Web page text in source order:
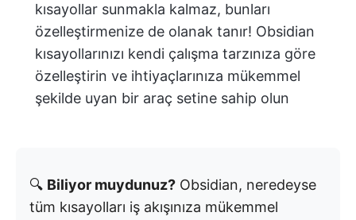
kısayollar sunmakla kalmaz, bunları
özelleştirmenize de olanak tanır! Obsidian
kısayollarınızı kendi çalışma tarzınıza göre
özelleştirin ve ihtiyaçlarınıza mükemmel
şekilde uyan bir araç setine sahip olun
🔍 Biliyor muydunuz? Obsidian, neredeyse
tüm kısayolları iş akışınıza mükemmel